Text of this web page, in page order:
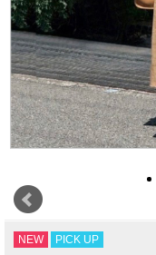
NEW PICK UP